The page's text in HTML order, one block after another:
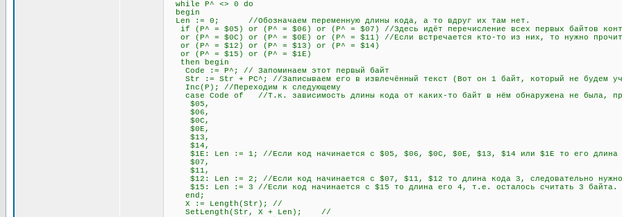
while P^ <> 0 do
begin
Len := 0; //Обозначаем переменную длины кода, а то вдруг их там нет.
if (P^ = $05) or (P^ = $06) or (P^ = $07) //Здесь идёт перечисление всех первых байтов
or (P^ = $0C) or (P^ = $0E) or (P^ = $11) //Если встречается кто-то из них, то нужно
or (P^ = $12) or (P^ = $13) or (P^ = $14)
or (P^ = $15) or (P^ = $1E)
then begin
Code := P^; // Запоминаем этот первый байт
Str := Str + PC^; //Записываем его в извлечённый текст (Вот он 1 байт, который не будем
Inc(P); //Переходим к следующему
case Code of //Т.к. зависимость длины кода от каких-то байт в нём обнаружена не была,
$05,
$06,
$0C,
$0E,
$13,
$14,
$1E: Len := 1; //Если код начинается с $05, $06, $0C, $0E, $13, $14 или $1E то его длина 2
$07,
$11,
$12: Len := 2; //Если код начинается с $07, $11, $12 то длина кода 3, следовательно нужно
$15: Len := 3 //Если код начинается с $15 то длина его 4, т.е. осталось считать 3 байта.
end;
X := Length(Str); //
SetLength(Str, X + Len); //